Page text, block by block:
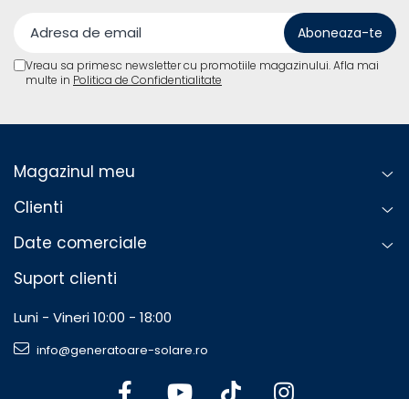
Vreau sa primesc newsletter cu promotiile magazinului. Afla mai
multe in Politica de Confidentialitate
Magazinul meu
Clienti
Date comerciale
Suport clienti
Luni - Vineri 10:00 - 18:00
info@generatoare-solare.ro